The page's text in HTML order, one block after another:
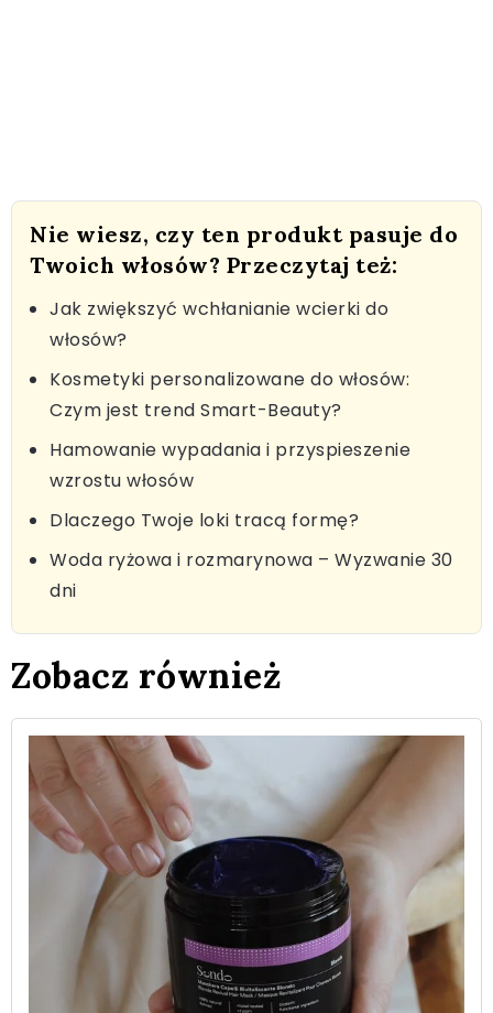
Nie wiesz, czy ten produkt pasuje do
Twoich włosów? Przeczytaj też:
Jak zwiększyć wchłanianie wcierki do
włosów?
Kosmetyki personalizowane do włosów:
Czym jest trend Smart-Beauty?
Hamowanie wypadania i przyspieszenie
wzrostu włosów
Dlaczego Twoje loki tracą formę?
Woda ryżowa i rozmarynowa – Wyzwanie 30
dni
Zobacz również